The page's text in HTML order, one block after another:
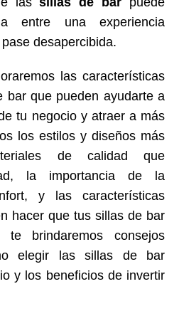
entre una experiencia
desapercibida.
las características
bar que pueden ayudarte a
tu negocio y atraer a más
los estilos y diseños más
de calidad que
la importancia de la
y las características
hacer que tus sillas de bar
te brindaremos consejos
elegir las sillas de bar
y los beneficios de invertir